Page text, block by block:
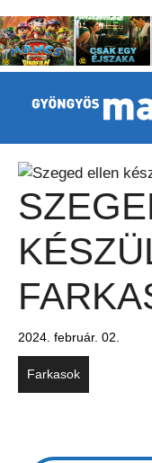
2024. február. 02.
Farkasok